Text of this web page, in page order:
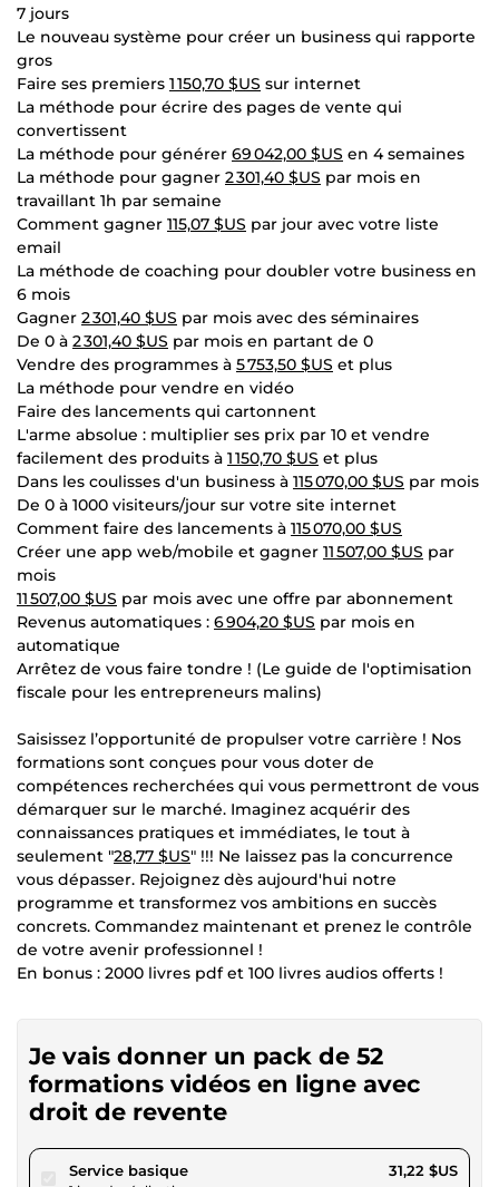
7 jours
Le nouveau système pour créer un business qui rapporte
gros
Faire ses premiers 1 150,70 $US sur internet
La méthode pour écrire des pages de vente qui
convertissent
La méthode pour générer 69 042,00 $US en 4 semaines
La méthode pour gagner 2 301,40 $US par mois en
travaillant 1h par semaine
Comment gagner 115,07 $US par jour avec votre liste
email
La méthode de coaching pour doubler votre business en
6 mois
Gagner 2 301,40 $US par mois avec des séminaires
De 0 à 2 301,40 $US par mois en partant de 0
Vendre des programmes à 5 753,50 $US et plus
La méthode pour vendre en vidéo
Faire des lancements qui cartonnent
L'arme absolue : multiplier ses prix par 10 et vendre
facilement des produits à 1 150,70 $US et plus
Dans les coulisses d'un business à 115 070,00 $US par mois
De 0 à 1000 visiteurs/jour sur votre site internet
Comment faire des lancements à 115 070,00 $US
Créer une app web/mobile et gagner 11 507,00 $US par
mois
11 507,00 $US par mois avec une offre par abonnement
Revenus automatiques : 6 904,20 $US par mois en
automatique
Arrêtez de vous faire tondre ! (Le guide de l'optimisation
fiscale pour les entrepreneurs malins)
Saisissez l’opportunité de propulser votre carrière ! Nos
formations sont conçues pour vous doter de
compétences recherchées qui vous permettront de vous
démarquer sur le marché. Imaginez acquérir des
connaissances pratiques et immédiates, le tout à
seulement "28,77 $US" !!! Ne laissez pas la concurrence
vous dépasser. Rejoignez dès aujourd'hui notre
programme et transformez vos ambitions en succès
concrets. Commandez maintenant et prenez le contrôle
de votre avenir professionnel !
En bonus : 2000 livres pdf et 100 livres audios offerts !
Je vais donner un pack de 52
formations vidéos en ligne avec
droit de revente
Service basiquepour 28,77 $US 31,22 $US